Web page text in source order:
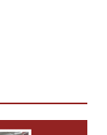
切り）